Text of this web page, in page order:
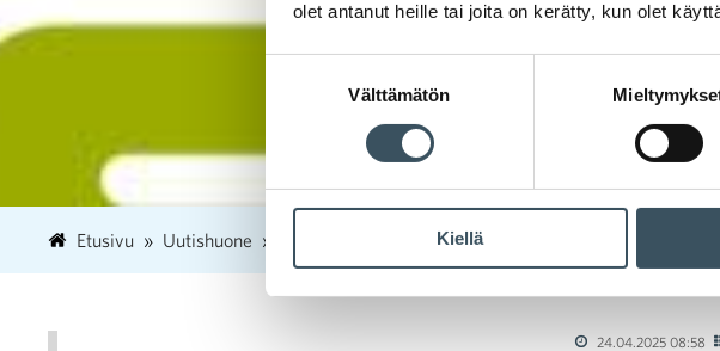
olet antanut heille tai joita on kerätty, kun olet
Välttämätön
Kiellä
Etusivu Uutishuone 24 Kosmetiikkamarkkina
24.04.2025 08:58